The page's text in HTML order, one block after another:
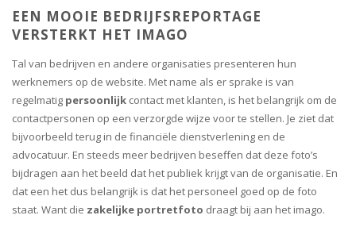
EEN MOOIE BEDRIJFSREPORTAGE
VERSTERKT HET IMAGO
Tal van bedrijven en andere organisaties presenteren hun
werknemers op de website. Met name als er sprake is van
regelmatig persoonlijk contact met klanten, is het belangrijk om de
contactpersonen op een verzorgde wijze voor te stellen. Je ziet dat
bijvoorbeeld terug in de financiële dienstverlening en de
advocatuur. En steeds meer bedrijven beseffen dat deze foto’s
bijdragen aan het beeld dat het publiek krijgt van de organisatie. En
dat een het dus belangrijk is dat het personeel goed op de foto
staat. Want die zakelijke portretfoto draagt bij aan het imago.